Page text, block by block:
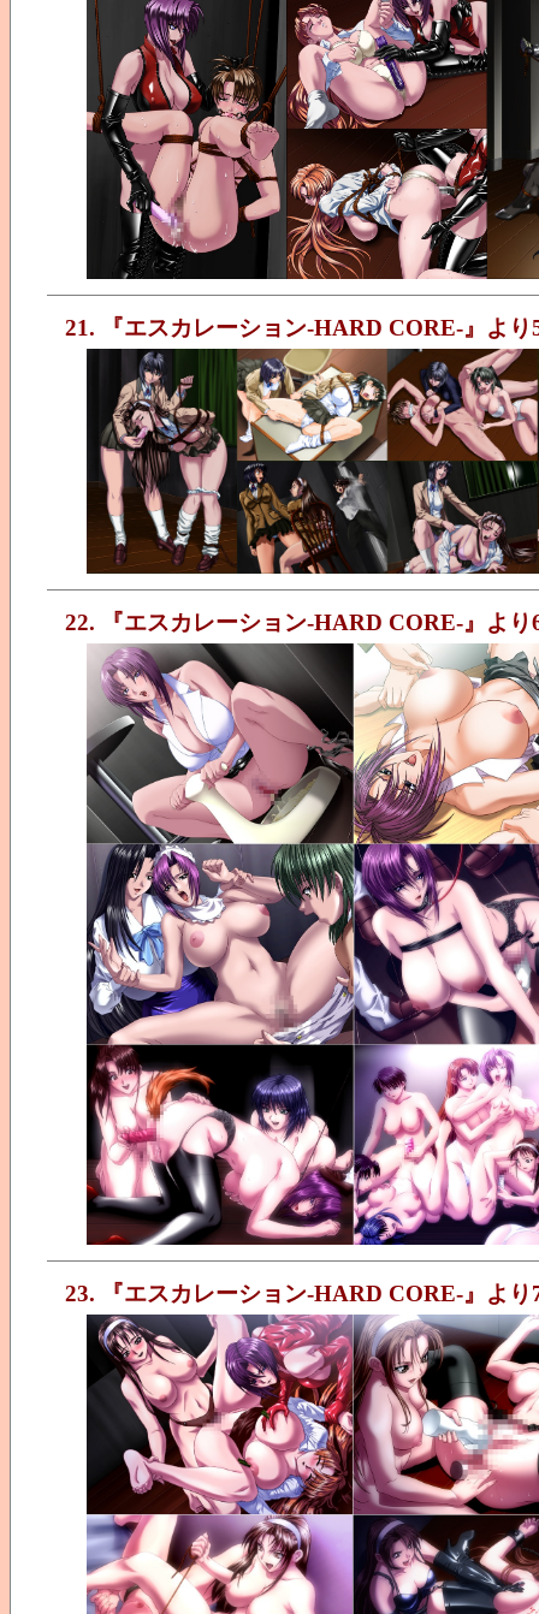
21. 『エスカレーション-HARD CORE-』より
22. 『エスカレーション-HARD CORE-』より
23. 『エスカレーション-HARD CORE-』より